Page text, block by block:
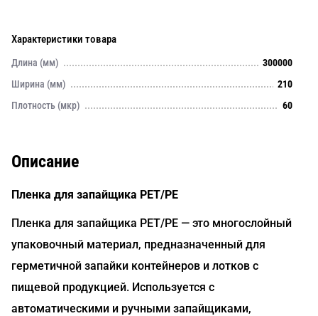
Характеристики товара
Длина (мм)
300000
Ширина (мм)
210
Плотность (мкр)
60
Описание
Пленка для запайщика PET/PE
Пленка для запайщика PET/PE — это многослойный
упаковочный материал, предназначенный для
герметичной запайки контейнеров и лотков с
пищевой продукцией. Используется с
автоматическими и ручными запайщиками,